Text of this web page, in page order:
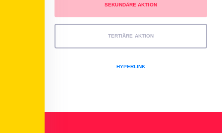
SEKUNDÄRE AKTION
TERTIÄRE AKTION
HYPERLINK